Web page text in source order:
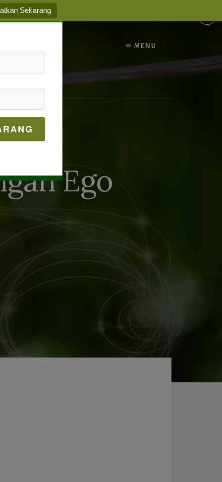
Sekarang
MENU
Ego